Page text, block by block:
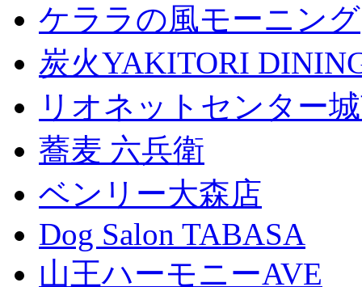
ケララの風モーニング
炭火YAKITORI
リオネットセンター
蕎麦 六兵衛
ベンリー大森店
Dog Salon TABASA
山王ハーモニーAVE